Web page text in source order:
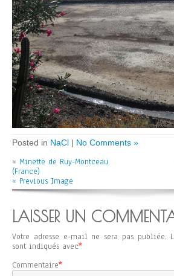
Posted in NaCl | No Comments »
« Minette de Ruy-Montceau
(France)
« Previous Image
LAISSER UN
Votre adresse e-mail ne sera pas publiée.
sont indiqués avec*
Commentaire*